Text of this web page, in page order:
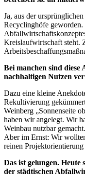
Ja, aus der
Recyclinghöfe geworden.
Kreislaufwirtschaft steht.
Bei manchen sind diese
nachhaltigen Nutzen
Dazu eine kleine
Rekultivierung
Weinberg „Sonnenseite
haben wir angelegt. Wir
Weinbau nutzbar
Aber im Ernst: Wir
reinen
Das ist gelungen.
der städtischen